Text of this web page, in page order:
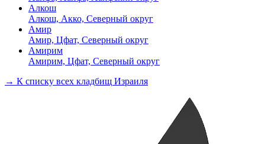
Алкош
Алкош, Акко, Северный округ
Амир
Амир, Цфат, Северный округ
Амирим
Амирим, Цфат, Северный округ
→ К списку всех кладбищ Израиля